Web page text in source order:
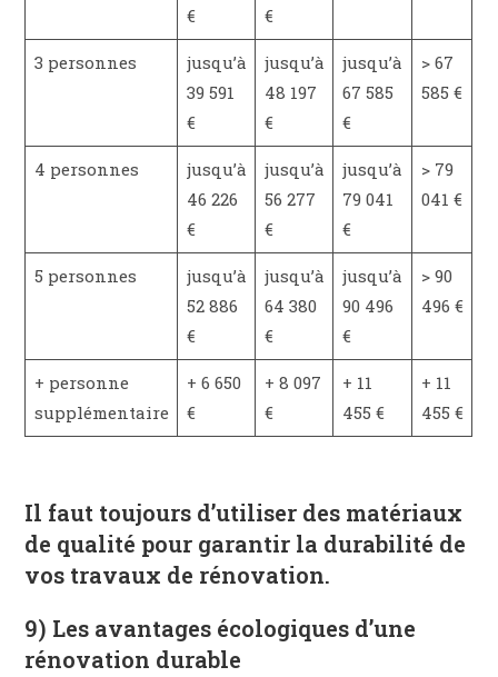
€
€
3 personnes
jusqu’à
39 591
€
jusqu’à
48 197
€
jusqu’à
67 585
€
> 67
585 €
4 personnes
jusqu’à
46 226
€
jusqu’à
56 277
€
jusqu’à
79 041
€
> 79
041 €
5 personnes
jusqu’à
52 886
€
jusqu’à
64 380
€
jusqu’à
90 496
€
> 90
496 €
+ personne
supplémentaire
+ 6 650
€
+ 8 097
€
+ 11
455 €
+ 11
455 €
Il faut toujours d’utiliser des matériaux
de qualité pour garantir la durabilité de
vos travaux de rénovation.
9) Les avantages écologiques d’une
rénovation durable